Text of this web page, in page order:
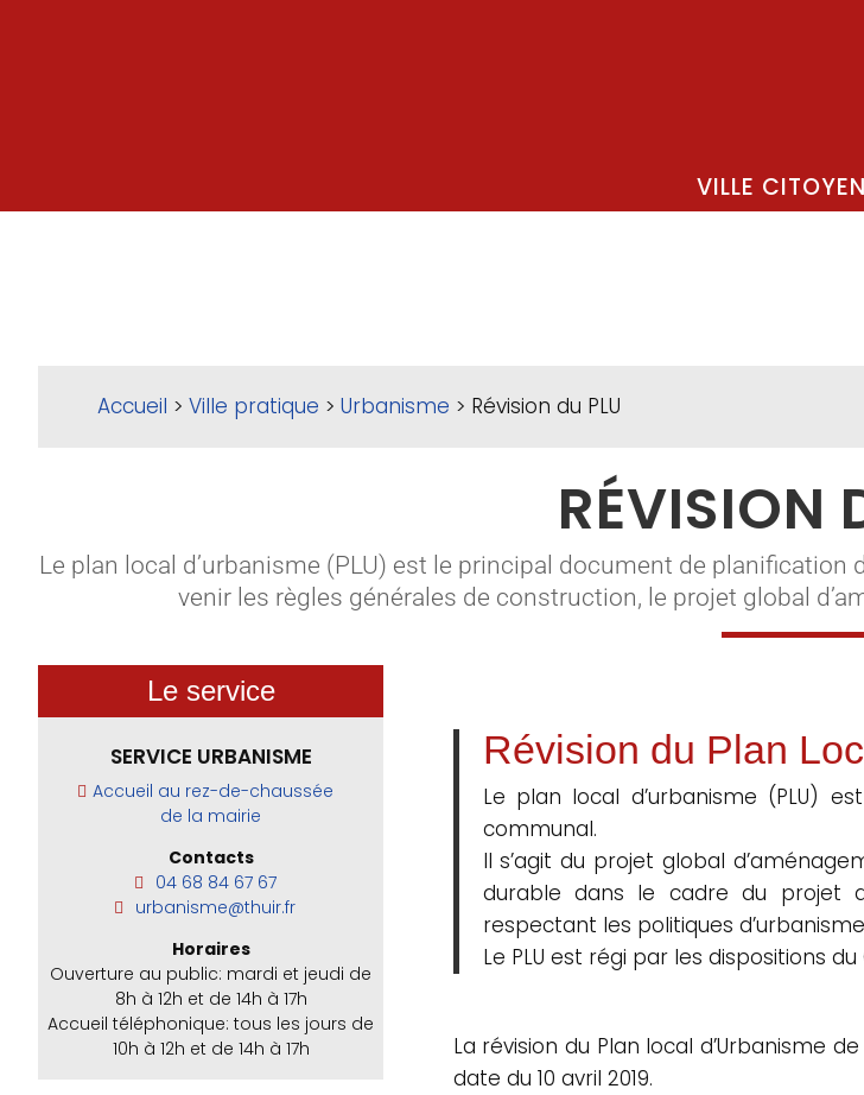
VILLE
Accueil > Ville pratique > Urbanisme > Révision du PLU
RÉVISION
Le plan local d’urbanisme (PLU) est le principal document de
venir les règles générales de construction, le projet global
Le service
SERVICE URBANISME
Accueil au rez-de-chaussée
de la mairie
Contacts
04 68 84 67 67
urbanisme@thuir.fr
Horaires
Ouverture au public: mardi et jeudi de
8h à 12h et de 14h à 17h
Accueil téléphonique: tous les jours de
10h à 12h et de 14h à 17h
Révision du Plan
Le plan local d’urbanisme (PLU)
communal.
Il s’agit du projet global
durable dans le cadre du projet
respectant les politiques
Le PLU est régi par les dispositions
La révision du Plan local d’Urbanisme
date du 10 avril 2019.